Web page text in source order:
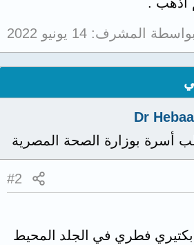
بواسطة المشرف: 14 يونيو 2022
Dr
أسرة بوزارة الصحة المصرية
#2
فطري في الجلد المحيط